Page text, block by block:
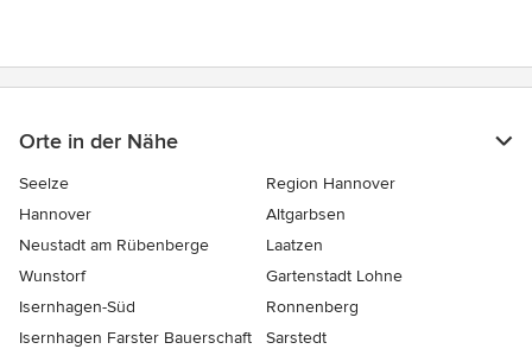
Orte in der Nähe
Seelze
Region Hannover
Hannover
Altgarbsen
Neustadt am Rübenberge
Laatzen
Wunstorf
Gartenstadt Lohne
Isernhagen-Süd
Ronnenberg
Isernhagen Farster Bauerschaft
Sarstedt